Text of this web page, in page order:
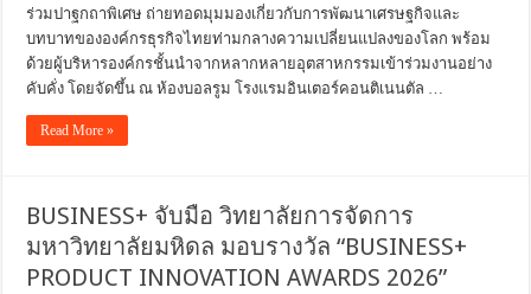
ร่วมปาฐกถาพิเศษ ถ่ายทอดมุมมองเกี่ยวกับการพัฒนาเศรษฐกิจและ
บทบาทขององค์กรธุรกิจไทยท่ามกลางความเปลี่ยนแปลงของโลก พร้อม
ด้วยผู้บริหารองค์กรชั้นนำจากหลากหลายอุตสาหกรรมเข้าร่วมงานอย่าง
คับคั่ง โดยจัดขึ้น ณ ห้องบอลรูม โรงแรมอินเตอร์คอนติเนนตัล …
Read More »
BUSINESS+ จับมือ วิทยาลัยการจัดการ
มหาวิทยาลัยมหิดล มอบรางวัล “BUSINESS+
PRODUCT INNOVATION AWARDS 2026”